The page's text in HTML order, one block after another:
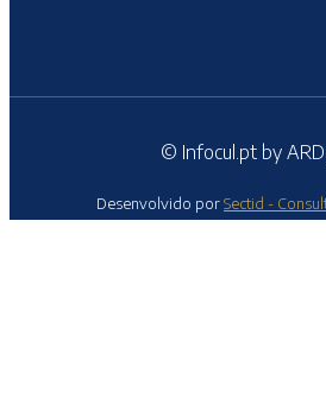
© Infocul.pt by
Desenvolvido porSectid -